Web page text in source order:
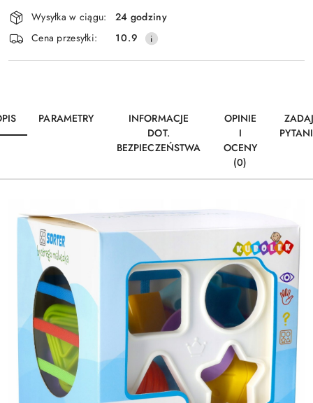
Wyślij
i
dostawa
Wysyłka w ciągu:
24 godziny
Cena przesyłki:
10.9
PARAMETRY
INFORMACJE
DOT.
BEZPIECZEŃSTWA
OPINIE
I
OCENY
(0)